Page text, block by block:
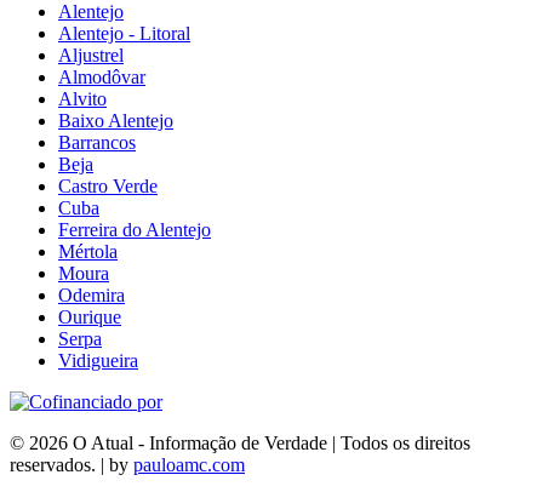
Alentejo
Alentejo - Litoral
Aljustrel
Almodôvar
Alvito
Baixo Alentejo
Barrancos
Beja
Castro Verde
Cuba
Ferreira do Alentejo
Mértola
Moura
Odemira
Ourique
Serpa
Vidigueira
© 2026 O Atual - Informação de Verdade | Todos os direitos
reservados. | by pauloamc.com